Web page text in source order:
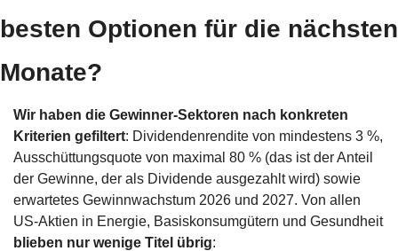
besten Optionen für die nächsten
Monate?
Wir haben die Gewinner-Sektoren nach konkreten
Kriterien gefiltert: Dividendenrendite von mindestens 3 %,
Ausschüttungsquote von maximal 80 % (das ist der Anteil
der Gewinne, der als Dividende ausgezahlt wird) sowie
erwartetes Gewinnwachstum 2026 und 2027. Von allen
US-Aktien in Energie, Basiskonsumgütern und Gesundheit
blieben nur wenige Titel übrig: